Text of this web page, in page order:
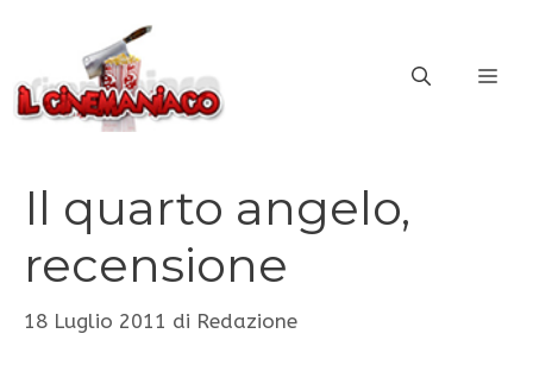
contenuto
Il quarto angelo,
recensione
18 Luglio 2011 di Redazione